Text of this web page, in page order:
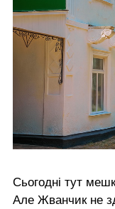
Сьогодні тут
Але Жванчик не